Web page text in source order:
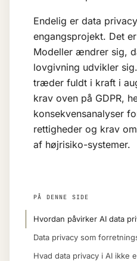
Endelig er data
engangsprojekt. Det
Modeller ændrer sig,
lovgivning udvikler
træder fuldt i kraft i
krav oven på GDPR,
konsekvensanalyser
rettigheder og krav
af højrisiko-systemer.
PÅ DENNE SIDE
Hvordan påvirker AI data
Data privacy som
Hvad data privacy i AI ikke